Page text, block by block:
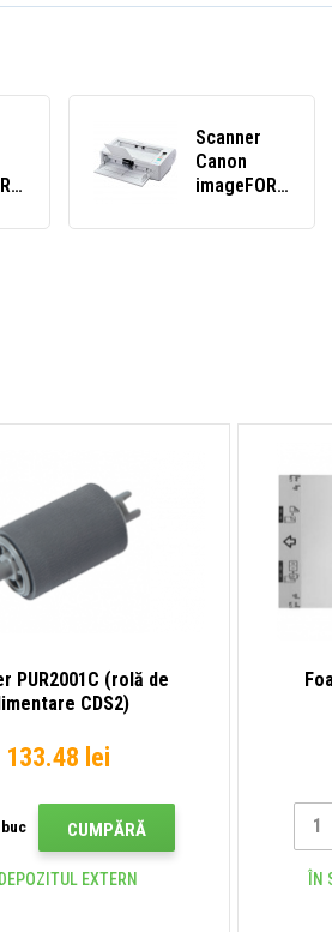
Scanner
Canon
imageFORMULA
EM5482B003
PUR2001C (rolă de
CDS2)
133.48 lei
buc CUMPĂRĂ
EXTERN ÎN